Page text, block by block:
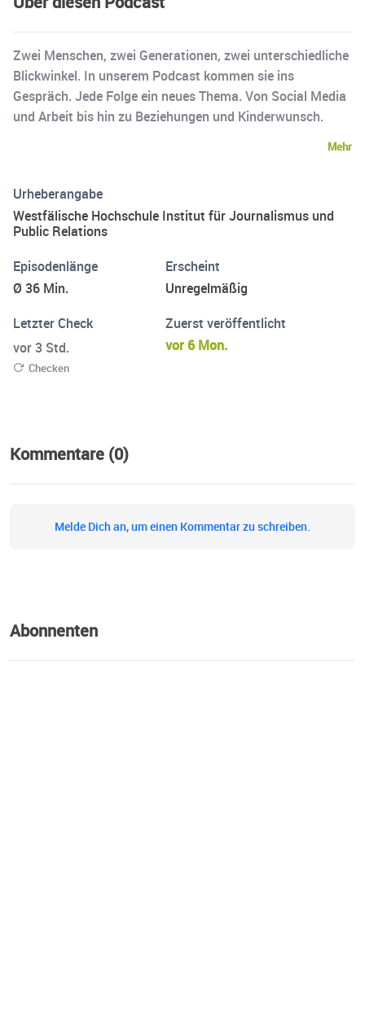
Zwei Menschen, zwei Generationen, zwei unterschiedliche
Blickwinkel. In unserem Podcast kommen sie ins
Gespräch. Jede Folge ein neues Thema. Von Social Media
und Arbeit bis hin zu Beziehungen und Kinderwunsch.
Mehr
Urheberangabe
Westfälische Hochschule Institut für Journalismus und
Public Relations
Episodenlänge
Ø 36 Min.
Erscheint
Unregelmäßig
Letzter Check
vor 3 Std.
Checken
Zuerst veröffentlicht
vor 6 Mon.
Kommentare (0)
Melde Dich an, um einen Kommentar zu schreiben.
Abonnenten